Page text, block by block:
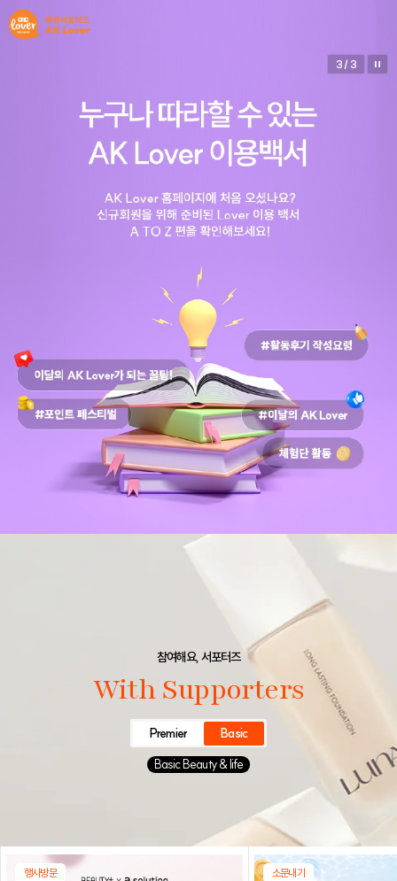
1 / 3
참여해요, 서포터즈
With Supporters
Premier
Basic
Basic Beauty & life
행사방문 소문내기